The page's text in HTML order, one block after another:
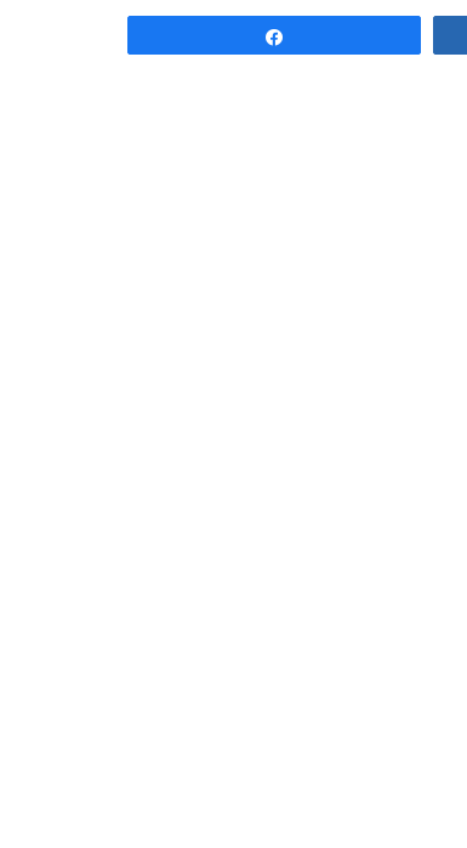
COME LEGGERE LA PREVISIONE